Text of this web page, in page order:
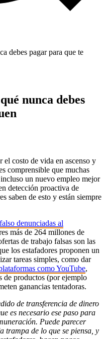
debes pagar para que te
nunca debes
costo de vida en ascenso y
comprensible que muchas
un nuevo empleo mejor
detección proactiva de
saben de esto y están siempre
denunciadas al
más de 264 millones de
de trabajo falsas son las
los estafadores proponen un
tareas simples, como dar
como YouTube,
de productos (por ejemplo
ganancias tentadoras.
de transferencia de dinero
es necesario ese paso para
Puede parecer
trampa de lo que se piensa, y